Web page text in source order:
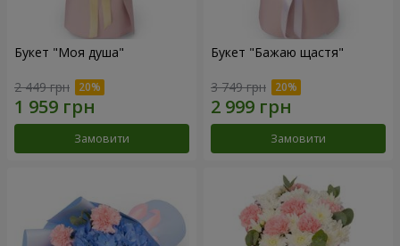
Букет "Моя душа"
2 449 грн
Замовити
Букет "Бажаю щастя"
3 749 грн
Замовити